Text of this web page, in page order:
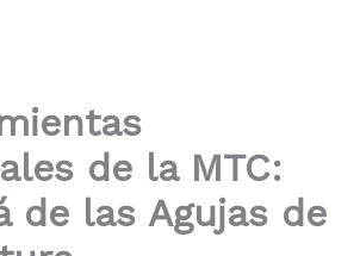
de la MTC:
de las Agujas de